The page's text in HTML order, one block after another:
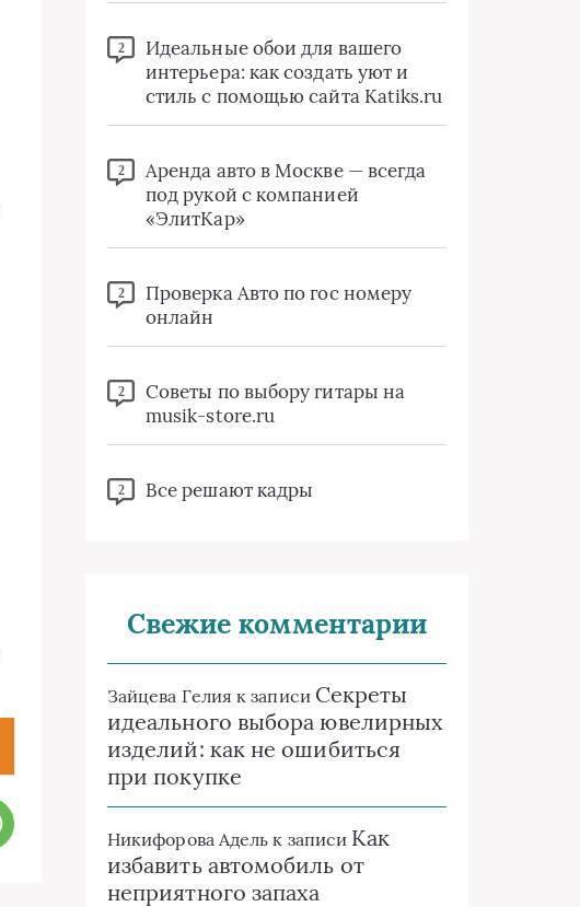
2
Идеальные обои для вашего
интерьера: как создать уют и
стиль с помощью сайта Katiks.ru
2
Аренда авто в Москве — всегда
под рукой с компанией
«ЭлитКар»
2
Проверка Авто по гос номеру
онлайн
2
Советы по выбору гитары на
musik-store.ru
2 Все решают кадры
Свежие комментарии
Зайцева Гелия к записи Секреты
идеального выбора ювелирных
изделий: как не ошибиться
при покупке
Никифорова Адель к записи Как
избавить автомобиль от
неприятного запаха